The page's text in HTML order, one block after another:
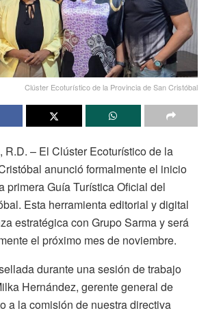
Clúster Ecoturístico de la Provincia de San Cristóbal
R.D. – El Clúster Ecoturístico de la
anunció formalmente el inicio
primera Guía Turística Oficial del
Esta herramienta editorial y digital
estratégica con Grupo Sarma y será
el próximo mes de noviembre.
durante una sesión de trabajo
Hernández, gerente general de
a la comisión de nuestra directiva